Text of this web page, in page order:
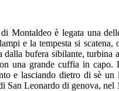
Montaldeo è legata una
e la tempesta si
dalla bufera sibilante, turbina
una grande cuffia in
e lasciando dietro di sè
San Leonardo di genova, nel